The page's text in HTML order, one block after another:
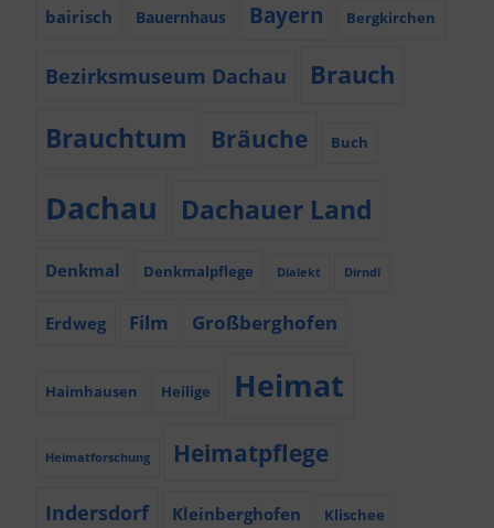
bairisch Bauernhaus Bayern Bergkirchen
Bezirksmuseum Dachau Brauch
Brauchtum Bräuche Buch
Dachau Dachauer Land
Denkmal Denkmalpflege Dialekt Dirndl
Erdweg Film Großberghofen
Haimhausen Heilige Heimat
Heimatforschung Heimatpflege
Indersdorf Kleinberghofen Klischee